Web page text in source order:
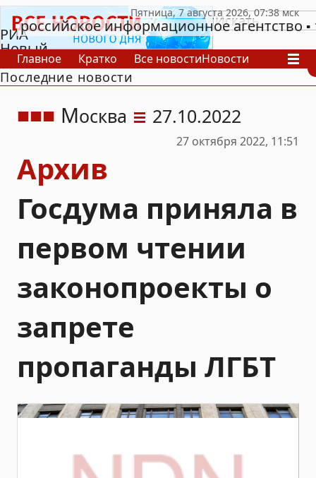
РИА
Новый
День
российское информационное агентство
Главное Кратко Все новостиНовости
В России
В мире
Последние новости
Москва 27.10.2022
27 октября 2022, 11:51
Архив
Госдума приняла в
первом чтении
законопроекты о
запрете
пропаганды ЛГБТ